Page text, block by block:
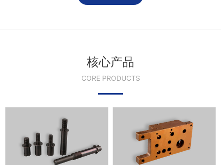
核心产品
CORE PRODUCTS